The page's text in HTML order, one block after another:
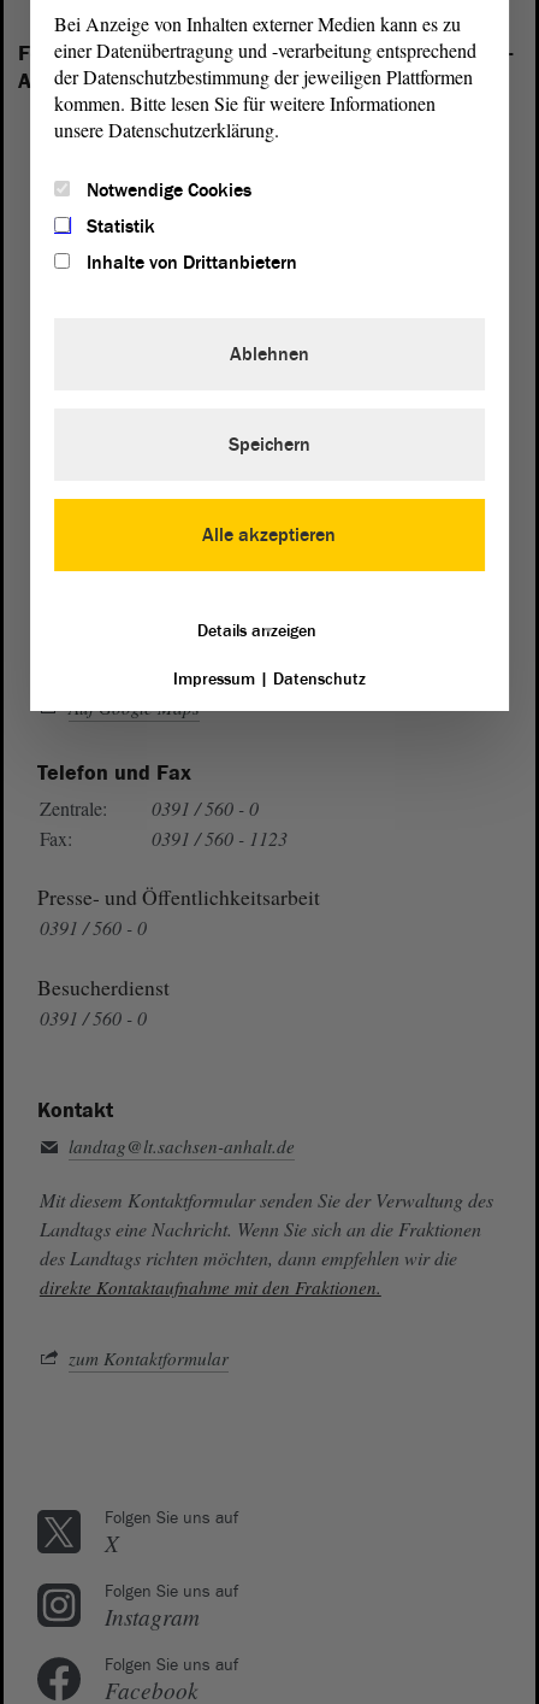
Folgende Fraktionen sind im Landtag von Sachsen-
Anhalt vertreten:
von Sachsen-Anhalt
Domplatz 6–9
Wegbeschreibung
Auf Google Maps
Telefon und Fax
Zentrale:
0391 / 560 - 0
Fax:
0391 / 560 - 1123
Presse- und Öffentlichkeitsarbeit
0391 / 560 - 0
Besucherdienst
0391 / 560 - 0
Kontakt
landtag@lt.sachsen-anhalt.de
Mit diesem Kontaktformular senden Sie der Verwaltung des
Landtags eine Nachricht. Wenn Sie sich an die Fraktionen
des Landtags richten möchten, dann empfehlen wir die
direkte Kontaktaufnahme mit den Fraktionen.
zum Kontaktformular
Folgen Sie uns auf
X
Folgen Sie uns auf
Instagram
Folgen Sie uns auf
Facebook
Bei Anzeige von Inhalten externer Medien kann es zu
einer Datenübertragung und -verarbeitung entsprechend
der Datenschutzbestimmung der jeweiligen Plattformen
kommen. Bitte lesen Sie für weitere Informationen
unsere Datenschutzerklärung.
Notwendige Cookies
Statistik
Inhalte von Drittanbietern
Alle akzeptieren
Ablehnen
Speichern
Details anzeigen
Impressum| Datenschutz